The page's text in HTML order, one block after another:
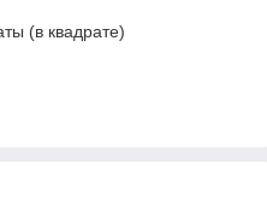
(в квадрате)